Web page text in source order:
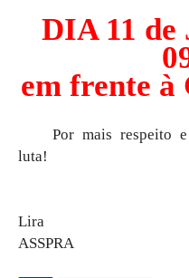
DIA 11 de
em frente à
Por mais respeito
luta!
Lira
ASSPRA